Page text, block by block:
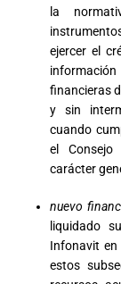
la
ejercer el
financieras
y sin
cuando
el Consejo
carácter
nuevo
liquidado
Infonavit
estos